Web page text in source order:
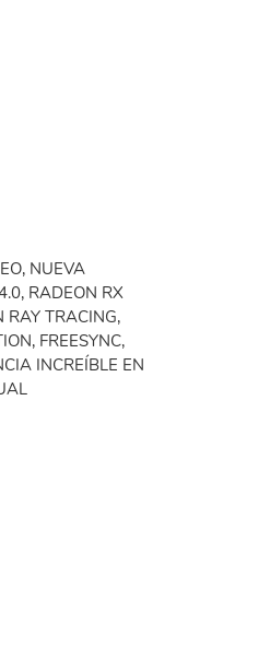
NUEVA
RADEON RX
TRACING,
FREESYNC,
INCREÍBLE EN